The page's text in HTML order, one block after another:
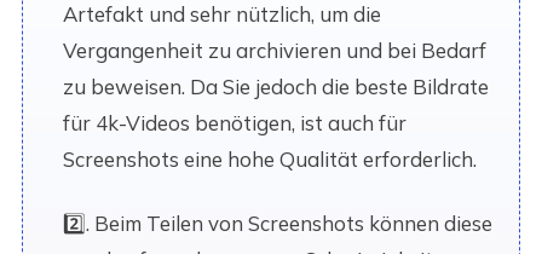
Artefakt und sehr nützlich, um die
Vergangenheit zu archivieren und bei Bedarf
zu beweisen. Da Sie jedoch die beste Bildrate
für 4k-Videos benötigen, ist auch für
Screenshots eine hohe Qualität erforderlich.
2️⃣. Beim Teilen von Screenshots können diese